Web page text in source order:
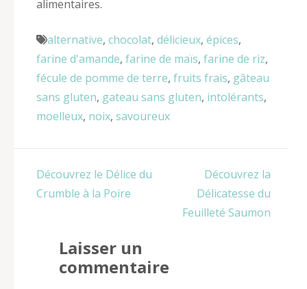
alimentaires.
alternative, chocolat, délicieux, épices,
farine d'amande, farine de maïs, farine de riz,
fécule de pomme de terre, fruits frais, gâteau
sans gluten, gateau sans gluten, intolérants,
moelleux, noix, savoureux
Navigation
de
Découvrez le Délice du
Crumble à la Poire
Découvrez la
Délicatesse du
Feuilleté Saumon
Laisser un
commentaire